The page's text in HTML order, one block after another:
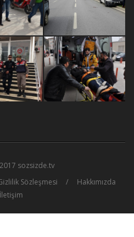
sozsizde.tv
Sözleşmesi
Hakkımızda
İletişim